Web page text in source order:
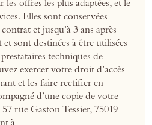
offres les plus adaptées, et le
Elles sont conservées
et jusqu’à 3 ans après
sont destinées à être utilisées
techniques de
exercer votre droit d’accès
et les faire rectifier en
d’une copie de votre
57 rue Gaston Tessier, 75019